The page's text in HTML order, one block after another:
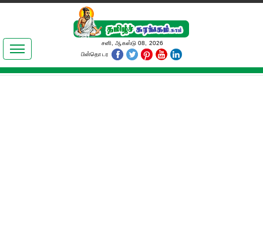
இலக்கியங்கள்
தமிழ் உலகம்
சனி, ஆகஸ்டு 08, 2026
பின்தொடர